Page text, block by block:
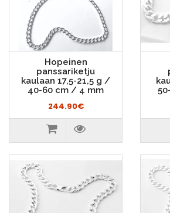
Hopeinen
panssariketju
kaulaan 17,5-21,5 g /
40-60 cm / 4 mm
244.90€